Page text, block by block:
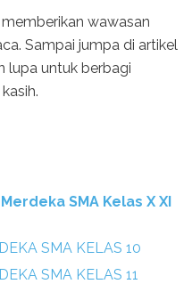
wawasan
Sampai jumpa di artikel
lupa untuk berbagi
SMA Kelas X XI
SMA KELAS 10
SMA KELAS 11